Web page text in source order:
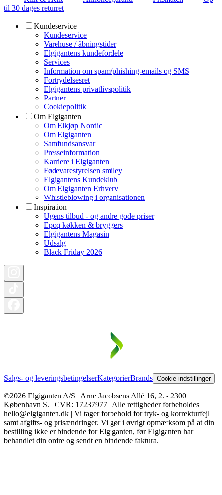
til 30 dages returret
Kundeservice
Kundeservice
Varehuse / åbningstider
Elgigantens kundefordele
Services
Information om spam/phishing-emails og SMS
Fortrydelsesret
Elgigantens privatlivspolitik
Partner
Cookiepolitik
Om Elgiganten
Om Elkjøp Nordic
Om Elgiganten
Samfundsansvar
Presseinformation
Karriere i Elgiganten
Fødevarestyrelsen smiley
Elgigantens Kundeklub
Om Elgiganten Erhverv
Whistleblowing i organisationen
Inspiration
Ugens tilbud - og andre gode priser
Epoq køkken & bryggers
Elgigantens Magasin
Udsalg
Black Friday 2026
Salgs- og leveringsbetingelserKategorierBrands Cookie indstillinger
©2026 Elgiganten A/S | Arne Jacobsens Allé 16, 2. - 2300
København S. | CVR: 17237977 | Alle rettigheder forbeholdes |
hello@elgiganten.dk | Vi tager forbehold for tryk- og korrekturfejl
samt afgifts- og prisændringer. Vi gør i øvrigt opmærksom på at din
bestilling ikke er bindende for Elgiganten, før Elgiganten har
behandlet din ordre og sendt en bindende faktura.